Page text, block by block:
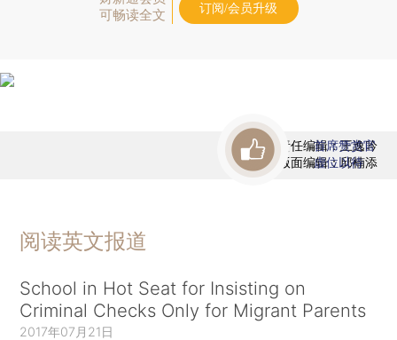
可畅读全文
订阅/会员升级
责任编辑：王逸吟
版面编辑：邱楠添
首席赞赏官
虚位以待
阅读英文报道
School in Hot Seat for Insisting on
Criminal Checks Only for Migrant Parents
2017年07月21日